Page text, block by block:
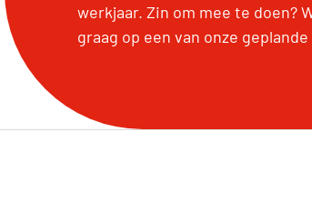
werkjaar. Zin om mee te doen?
graag op een van onze